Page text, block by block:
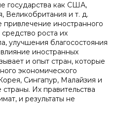
государства как США,
Великобритания и т. д.
привлечение иностранного
роста их
улучшения благосостояния
иностранных
и опыт стран, которые
экономического
Сингапур, Малайзия и
Их правительства
и результаты не